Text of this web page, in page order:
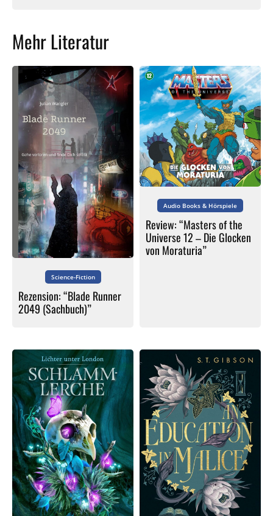
Mehr Literatur
Science-Fiction
Rezension: “Blade Runner
2049 (Sachbuch)”
Audio Books & Hörspiele
Review: “Masters of the
Universe 12 – Die Glocken
von Moraturia”